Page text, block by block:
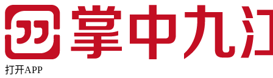
打开APP